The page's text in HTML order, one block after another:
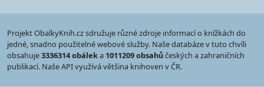
Projekt ObalkyKnih.cz sdružuje různé zdroje informací o knížkách do
jedné, snadno použitelné webové služby. Naše databáze v tuto chvíli
obsahuje3336314 obáleka 1011209 obsahůčeských a zahraničních
publikací. Naše API využívá většina knihoven v ČR.